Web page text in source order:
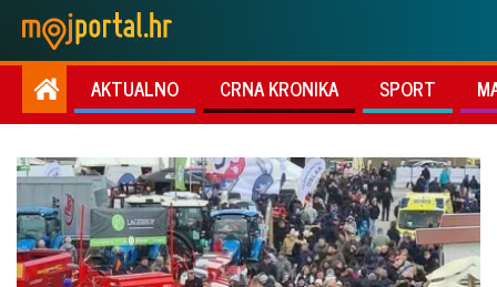
AKTUALNO CRNA KRONIKA SPORT